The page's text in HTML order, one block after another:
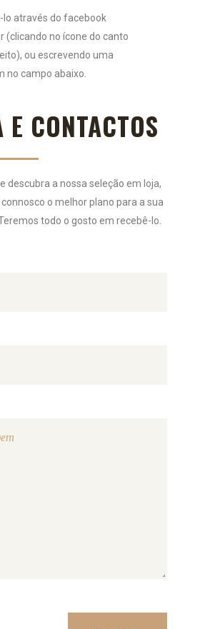
lo através do facebook
(clicando no ícone do canto
ou escrevendo uma
no campo abaixo.
E CONTACTOS
descubra a nossa seleção em loja,
o melhor plano para a sua
todo o gosto em recebê-lo.